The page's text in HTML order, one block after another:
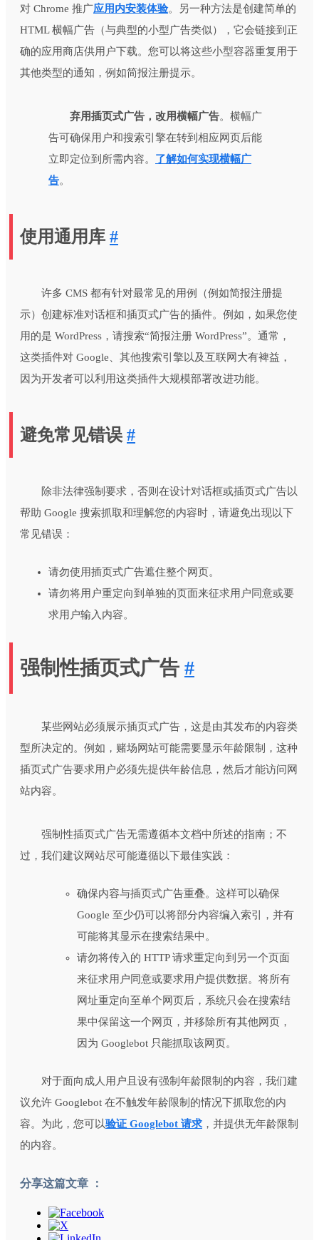
对 Chrome 推广应用内安装体验。另一种方法是创建简单的
HTML 横幅广告（与典型的小型广告类似），它会链接到正
确的应用商店供用户下载。您可以将这些小型容器重复用于
其他类型的通知，例如简报注册提示。
弃用插页式广告，改用横幅广告。横幅广
告可确保用户和搜索引擎在转到相应网页后能
立即定位到所需内容。 了解如何实现横幅广
告。
使用通用库 #
许多 CMS 都有针对最常见的用例（例如简报注册提
示）创建标准对话框和插页式广告的插件。例如，如果您使
用的是 WordPress，请搜索“简报注册 WordPress”。通常，
这类插件对 Google、其他搜索引擎以及互联网大有裨益，
因为开发者可以利用这类插件大规模部署改进功能。
避免常见错误 #
除非法律强制要求，否则在设计对话框或插页式广告以
帮助 Google 搜索抓取和理解您的内容时，请避免出现以下
常见错误：
请勿使用插页式广告遮住整个网页。
请勿将用户重定向到单独的页面来征求用户同意或要
求用户输入内容。
强制性插页式广告 #
某些网站必须展示插页式广告，这是由其发布的内容类
型所决定的。例如，赌场网站可能需要显示年龄限制，这种
插页式广告要求用户必须先提供年龄信息，然后才能访问网
站内容。
强制性插页式广告无需遵循本文档中所述的指南；不
过，我们建议网站尽可能遵循以下最佳实践：
确保内容与插页式广告重叠。这样可以确保
Google 至少仍可以将部分内容编入索引，并有
可能将其显示在搜索结果中。
请勿将传入的 HTTP 请求重定向到另一个页面
来征求用户同意或要求用户提供数据。将所有
网址重定向至单个网页后，系统只会在搜索结
果中保留这一个网页，并移除所有其他网页，
因为 Googlebot 只能抓取该网页。
对于面向成人用户且设有强制年龄限制的内容，我们建
议允许 Googlebot 在不触发年龄限制的情况下抓取您的内
容。为此，您可以验证 Googlebot 请求 ，并提供无年龄限制
的内容。
分享这篇文章 ：